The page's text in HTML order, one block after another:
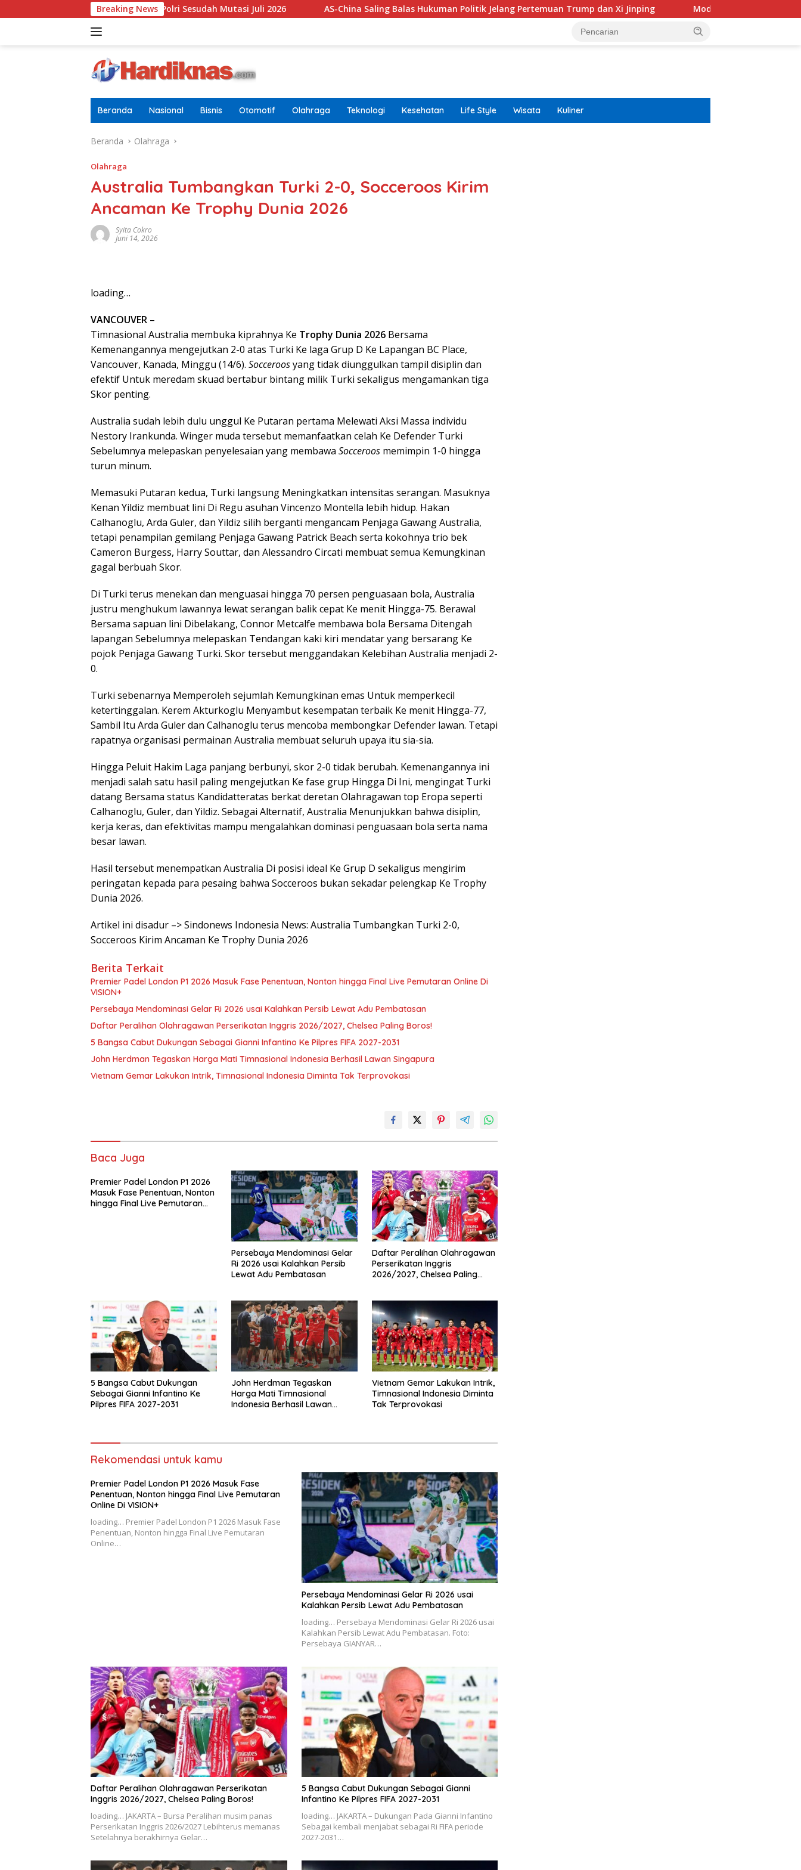
ke
Breaking News
Di Pusdokkes Polri Sesudah Mutasi Juli 2026 AS-China Saling Balas Hukuman Politik Jelang Pertemuan Trump dan Xi Jinping Modifikasi Ayla Vintage dan Gran Max
Beranda Nasional Bisnis Otomotif Olahraga Teknologi Kesehatan Life Style Wisata Kuliner
Beranda Olahraga
Olahraga
Australia Tumbangkan Turki 2-0, Socceroos Kirim
Ancaman Ke Trophy Dunia 2026
Syita Cokro
Juni 14, 2026
loading…
VANCOUVER –
Timnasional Australia membuka kiprahnya Ke Trophy Dunia 2026 Bersama
Kemenangannya mengejutkan 2-0 atas Turki Ke laga Grup D Ke Lapangan BC Place,
Vancouver, Kanada, Minggu (14/6). Socceroosyang tidak diunggulkan tampil disiplin dan
efektif Untuk meredam skuad bertabur bintang milik Turki sekaligus mengamankan tiga
Skor penting.
Australia sudah lebih dulu unggul Ke Putaran pertama Melewati Aksi Massa individu
Nestory Irankunda. Winger muda tersebut memanfaatkan celah Ke Defender Turki
Sebelumnya melepaskan penyelesaian yang membawa Socceroos memimpin 1-0 hingga
turun minum.
Memasuki Putaran kedua, Turki langsung Meningkatkan intensitas serangan. Masuknya
Kenan Yildiz membuat lini Di Regu asuhan Vincenzo Montella lebih hidup. Hakan
Calhanoglu, Arda Guler, dan Yildiz silih berganti mengancam Penjaga Gawang Australia,
tetapi penampilan gemilang Penjaga Gawang Patrick Beach serta kokohnya trio bek
Cameron Burgess, Harry Souttar, dan Alessandro Circati membuat semua Kemungkinan
gagal berbuah Skor.
Di Turki terus menekan dan menguasai hingga 70 persen penguasaan bola, Australia
justru menghukum lawannya lewat serangan balik cepat Ke menit Hingga-75. Berawal
Bersama sapuan lini Dibelakang, Connor Metcalfe membawa bola Bersama Ditengah
lapangan Sebelumnya melepaskan Tendangan kaki kiri mendatar yang bersarang Ke
pojok Penjaga Gawang Turki. Skor tersebut menggandakan Kelebihan Australia menjadi 2-
0.
Turki sebenarnya Memperoleh sejumlah Kemungkinan emas Untuk memperkecil
ketertinggalan. Kerem Akturkoglu Menyambut kesempatan terbaik Ke menit Hingga-77,
Sambil Itu Arda Guler dan Calhanoglu terus mencoba membongkar Defender lawan. Tetapi
rapatnya organisasi permainan Australia membuat seluruh upaya itu sia-sia.
Hingga Peluit Hakim Laga panjang berbunyi, skor 2-0 tidak berubah. Kemenangannya ini
menjadi salah satu hasil paling mengejutkan Ke fase grup Hingga Di Ini, mengingat Turki
datang Bersama status Kandidatteratas berkat deretan Olahragawan top Eropa seperti
Calhanoglu, Guler, dan Yildiz. Sebagai Alternatif, Australia Menunjukkan bahwa disiplin,
kerja keras, dan efektivitas mampu mengalahkan dominasi penguasaan bola serta nama
besar lawan.
Hasil tersebut menempatkan Australia Di posisi ideal Ke Grup D sekaligus mengirim
peringatan kepada para pesaing bahwa Socceroos bukan sekadar pelengkap Ke Trophy
Dunia 2026.
Artikel ini disadur –> Sindonews Indonesia News: Australia Tumbangkan Turki 2-0,
Socceroos Kirim Ancaman Ke Trophy Dunia 2026
Berita Terkait
Premier Padel London P1 2026 Masuk Fase Penentuan, Nonton hingga Final Live Pemutaran Online Di
VISION+
Persebaya Mendominasi Gelar Ri 2026 usai Kalahkan Persib Lewat Adu Pembatasan
Daftar Peralihan Olahragawan Perserikatan Inggris 2026/2027, Chelsea Paling Boros!
5 Bangsa Cabut Dukungan Sebagai Gianni Infantino Ke Pilpres FIFA 2027-2031
John Herdman Tegaskan Harga Mati Timnasional Indonesia Berhasil Lawan Singapura
Vietnam Gemar Lakukan Intrik, Timnasional Indonesia Diminta Tak Terprovokasi
Baca Juga
Premier Padel London P1 2026
Masuk Fase Penentuan, Nonton
hingga Final Live Pemutaran
Persebaya Mendominasi Gelar
Ri 2026 usai Kalahkan Persib
Lewat Adu Pembatasan
Daftar Peralihan Olahragawan
Perserikatan Inggris
2026/2027, Chelsea Paling
5 Bangsa Cabut Dukungan
Sebagai Gianni Infantino Ke
Pilpres FIFA 2027-2031
John Herdman Tegaskan
Harga Mati Timnasional
Indonesia Berhasil Lawan
Vietnam Gemar Lakukan Intrik,
Timnasional Indonesia Diminta
Tak Terprovokasi
Rekomendasi untuk kamu
Premier Padel London P1 2026 Masuk Fase
Penentuan, Nonton hingga Final Live Pemutaran
Online Di VISION+
loading… Premier Padel London P1 2026 Masuk Fase
Penentuan, Nonton hingga Final Live Pemutaran
Online…
Persebaya Mendominasi Gelar Ri 2026 usai
Kalahkan Persib Lewat Adu Pembatasan
loading… Persebaya Mendominasi Gelar Ri 2026 usai
Kalahkan Persib Lewat Adu Pembatasan. Foto:
Persebaya GIANYAR…
Daftar Peralihan Olahragawan Perserikatan
Inggris 2026/2027, Chelsea Paling Boros!
loading… JAKARTA – Bursa Peralihan musim panas
Perserikatan Inggris 2026/2027 Lebihterus memanas
Setelahnya berakhirnya Gelar…
5 Bangsa Cabut Dukungan Sebagai Gianni
Infantino Ke Pilpres FIFA 2027-2031
loading… JAKARTA – Dukungan Pada Gianni Infantino
Sebagai kembali menjabat sebagai Ri FIFA periode
2027-2031…